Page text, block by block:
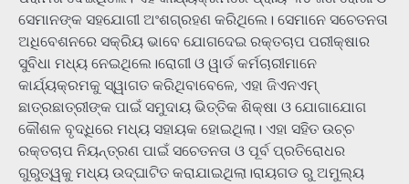
ସେମାନଙ୍କ ସହଯୋଗୀ ଅଂଶଗ୍ରହଣ କରିଥିଲେ। ସେମାନେ ସଚେତନତା
ଅଧିବେଶନରେ ସକ୍ରିୟ ଭାବେ ଯୋଗଦେଇ ରକ୍ତଚାପ ପରୀକ୍ଷାର
ସୁବିଧା ମଧ୍ୟ ନେଇଥିଲେ।ରୋଗୀ ଓ ୱାର୍ଡ କର୍ମଚାରୀମାନେ
କାର୍ଯ୍ୟକ୍ରମକୁ ସ୍ୱାଗତ କରିଥିବାବେଳେ, ଏହା ଜିଏନଏମ୍
ଛାତ୍ରଛାତ୍ରୀଙ୍କ ପାଇଁ ସମୁଦାୟ ଭିତ୍ତିକ ଶିକ୍ଷା ଓ ଯୋଗାଯୋଗ
କୌଶଳ ବୃଦ୍ଧିରେ ମଧ୍ୟ ସହାୟକ ହୋଇଥିଲା। ଏହା ସହିତ ଉଚ୍ଚ
ରକ୍ତଚାପ ନିୟନ୍ତ୍ରଣ ପାଇଁ ସଚେତନତା ଓ ପୂର୍ବ ପ୍ରତିରୋଧର
ଗୁରୁତ୍ୱକୁ ମଧ୍ୟ ଉଦ୍‌ଘାଟିତ କରାଯାଇଥିଲା।ରାୟଗଡ ରୁ ଅମୁଲ୍ୟ